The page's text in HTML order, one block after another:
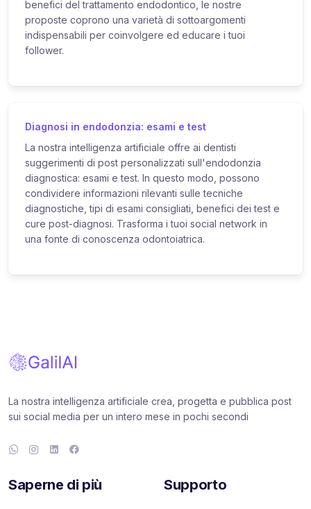
benefici del trattamento endodontico, le nostre
proposte coprono una varietà di sottoargomenti
indispensabili per coinvolgere ed educare i tuoi
follower.
Diagnosi in endodonzia: esami e test
La nostra intelligenza artificiale offre ai dentisti
suggerimenti di post personalizzati sull'endodonzia
diagnostica: esami e test. In questo modo, possono
condividere informazioni rilevanti sulle tecniche
diagnostiche, tipi di esami consigliati, benefici dei test e
cure post-diagnosi. Trasforma i tuoi social network in
una fonte di conoscenza odontoiatrica.
La nostra intelligenza artificiale crea, progetta e pubblica post
sui social media per un intero mese in pochi secondi
Saperne di più Supporto